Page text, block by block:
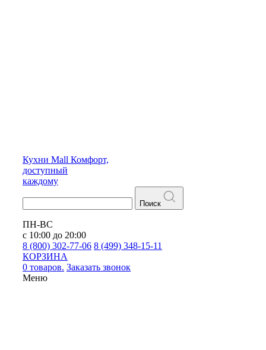
Кухни Mall Комфорт,
доступный
каждому
Поиск
ПН-ВС
с 10:00 до 20:00
8 (800) 302-77-06 8 (499) 348-15-11
КОРЗИНА
0 товаров. Заказать звонок
Меню